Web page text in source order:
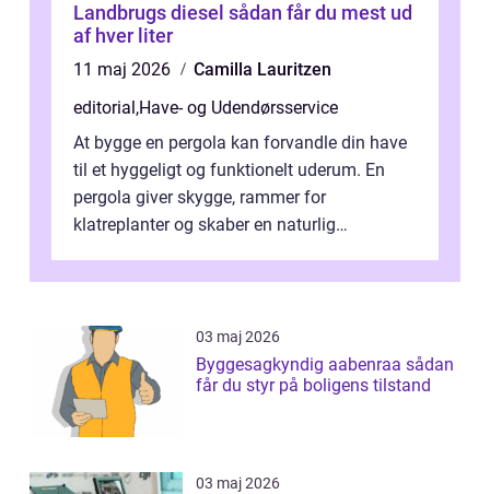
Landbrugs diesel sådan får du mest ud
af hver liter
11 maj 2026
Camilla Lauritzen
editorial,Have- og Udendørsservice
At bygge en pergola kan forvandle din have
til et hyggeligt og funktionelt uderum. En
pergola giver skygge, rammer for
klatreplanter og skaber en naturlig
d...
03 maj 2026
Byggesagkyndig aabenraa sådan
får du styr på boligens tilstand
03 maj 2026